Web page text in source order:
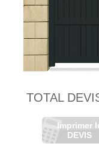
TOTAL
Imprimer
DEVIS